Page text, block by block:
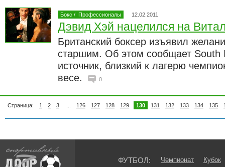
Бокс / Профессионалы 12.02.2011
Дэвид Хэй нацелился на
Британский боксер изъявил
старшим. Об этом сообщает South
источник, близкий к лагерю
весе.
0
Страница: 1 2 3 126 127 128 129 130 131 132 133 134 135
ФУТБОЛ: Чемпионат Кубок